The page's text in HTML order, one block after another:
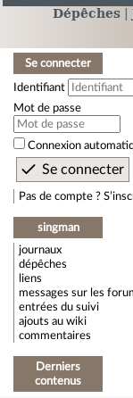
Dépêches
Se connecter
Identifiant
Mot de passe
Connexion
Pas de compte ?
singman
journaux
dépêches
liens
messages sur les
entrées du suivi
ajouts au wiki
commentaires
Derniers
contenus